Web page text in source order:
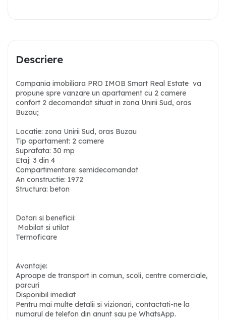
Descriere
Compania imobiliara PRO IMOB Smart Real Estate va
propune spre vanzare un apartament cu 2 camere
confort 2 decomandat situat in zona Unirii Sud, oras
Buzau;
Locatie: zona Unirii Sud, oras Buzau
Tip apartament: 2 camere
Suprafata: 30 mp
Etaj: 3 din 4
Compartimentare: semidecomandat
An constructie: 1972
Structura: beton
Dotari si beneficii:
Mobilat si utilat
Termoficare
Avantaje:
Aproape de transport in comun, scoli, centre comerciale,
parcuri
Disponibil imediat
Pentru mai multe detalii si vizionari, contactati-ne la
numarul de telefon din anunt sau pe WhatsApp.